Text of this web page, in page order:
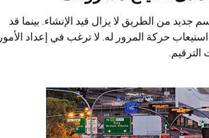
من الطريق لا يزال قيد الإنشاء. بينما قد
حركة المرور له. لا ترغب في إعداد الأمور